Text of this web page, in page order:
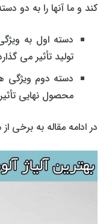
کند و ما آنها را به دو
دسته اول به
تولید تأثیر می
دسته دوم
محصول نهایی
در ادامه مقاله به برخی